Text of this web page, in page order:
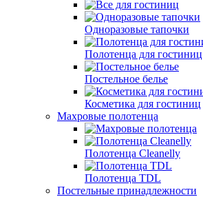
Одноразовые тапочки
Полотенца для гостиниц
Постельное белье
Косметика для гостиниц
Махровые полотенца
Полотенца Cleanelly
Полотенца TDL
Постельные принадлежности